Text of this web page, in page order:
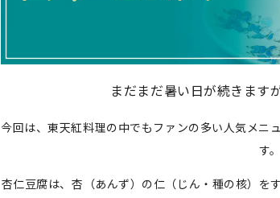
まだまだ暑い日が続きます
今回は、東天紅料理の中でもファンの多い人気メニ
す。
杏仁豆腐は、杏（あんず）の仁（じん・種の核）を